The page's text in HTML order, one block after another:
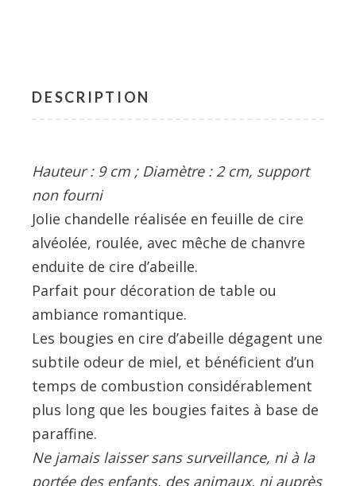
DESCRIPTION
Hauteur : 9 cm ; Diamètre : 2 cm, support
non fourni
Jolie chandelle réalisée en feuille de cire
alvéolée, roulée, avec mêche de chanvre
enduite de cire d’abeille.
Parfait pour décoration de table ou
ambiance romantique.
Les bougies en cire d’abeille dégagent une
subtile odeur de miel, et bénéficient d’un
temps de combustion considérablement
plus long que les bougies faites à base de
paraffine.
Ne jamais laisser sans surveillance, ni à la
portée des enfants, des animaux, ni auprès